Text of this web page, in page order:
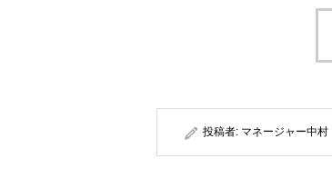
投稿者: マネージャー中村